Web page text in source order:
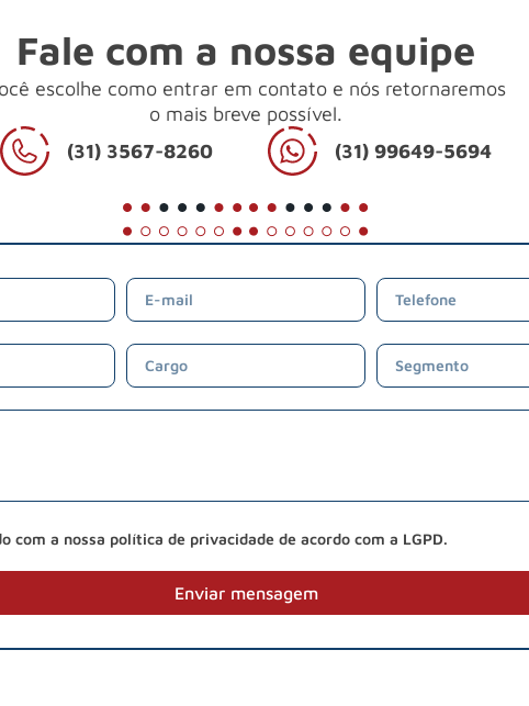
Fale com a nossa equipe
escolhe como entrar em contato e nós retornaremos
o mais breve possível.
(31) 3567-8260
(31) 99649-5694
com a nossa política de privacidade de acordo com a LGPD.
Enviar mensagem